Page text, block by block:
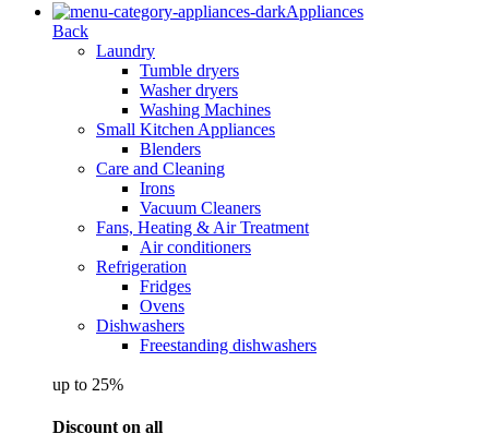
Appliances
Back
Laundry
Tumble dryers
Washer dryers
Washing Machines
Small Kitchen Appliances
Blenders
Care and Cleaning
Irons
Vacuum Cleaners
Fans, Heating & Air Treatment
Air conditioners
Refrigeration
Fridges
Ovens
Dishwashers
Freestanding dishwashers
up to 25%
Discount on all